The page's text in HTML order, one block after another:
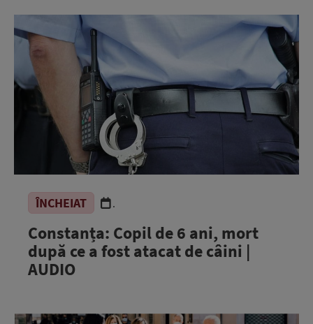
ÎNCHEIAT .
Constanța: Copil de 6 ani, mort
după ce a fost atacat de câini |
AUDIO